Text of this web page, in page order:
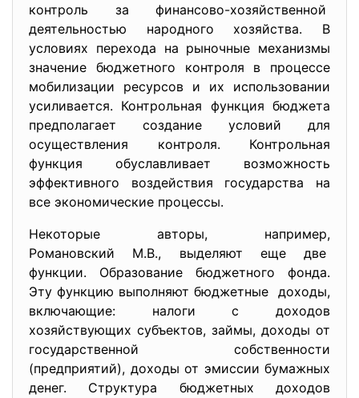
контроль за финансово-хозяйственной
деятельностью народного хозяйства. В
условиях перехода на рыночные механизмы
значение бюджетного контроля в процессе
мобилизации ресурсов и их использовании
усиливается. Контрольная функция бюджета
предполагает создание условий для
осуществления контроля. Контрольная
функция обуславливает возможность
эффективного воздействия государства на
все экономические процессы.
Некоторые авторы, например,
Романовский М.В., выделяют еще две
функции. Образование бюджетного фонда.
Эту функцию выполняют бюджетные доходы,
включающие: налоги с доходов
хозяйствующих субъектов, займы, доходы от
государственной собственности
(предприятий), доходы от эмиссии бумажных
денег. Структура бюджетных доходов